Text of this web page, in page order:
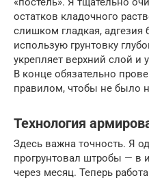
остатков кладочного
слишком гладкая, адгезия
использую грунтовку
укрепляет верхний слой и
В конце обязательно
правилом, чтобы не было
Технология
Здесь важна точность. Я
прогрунтовал штробы — в
через месяц. Теперь